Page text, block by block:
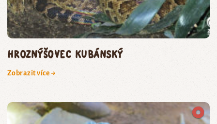
hroznýšovec kubánský
Zobrazit více →